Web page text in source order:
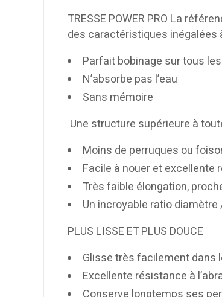
TRESSE POWER PRO La
des caractéristiques inégalées
Parfait bobinage sur tous
N’absorbe pas l’eau
Sans mémoire
Une structure supérieure à
Moins de perruques ou
Facile à nouer et excellente
Très faible élongation,
Un incroyable ratio
PLUS LISSE ET PLUS DOUCE
Glisse très facilement dans
Excellente résistance à